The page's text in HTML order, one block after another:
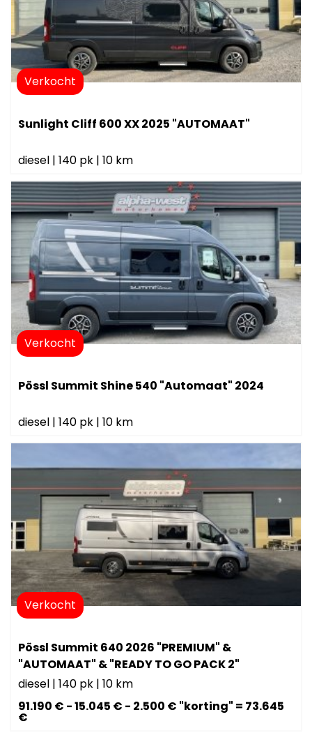
Verkocht
Sunlight Cliff 600 XX 2025 "AUTOMAAT"
diesel | 140 pk | 10 km
Verkocht
Pössl Summit Shine 540 "Automaat" 2024
diesel | 140 pk | 10 km
Verkocht
Pössl Summit 640 2026 "PREMIUM" &
"AUTOMAAT" & "READY TO GO PACK 2"
diesel | 140 pk | 10 km
91.190 € - 15.045 € - 2.500 € "korting" = 73.645
€